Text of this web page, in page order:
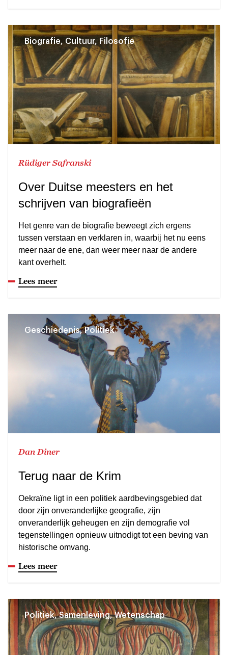
Biografie, Cultuur, Filosofie
Rüdiger Safranski
Over Duitse meesters en het
schrijven van biografieën
Het genre van de biografie beweegt zich ergens
tussen verstaan en verklaren in, waarbij het nu eens
meer naar de ene, dan weer meer naar de andere
kant overhelt.
Lees meer
Geschiedenis, Politiek
Dan Diner
Terug naar de Krim
Oekraïne ligt in een politiek aardbevingsgebied dat
door zijn onveranderlijke geografie, zijn
onveranderlijk geheugen en zijn demografie vol
tegenstellingen opnieuw uitnodigt tot een beving van
historische omvang.
Lees meer
Politiek, Samenleving, Wetenschap